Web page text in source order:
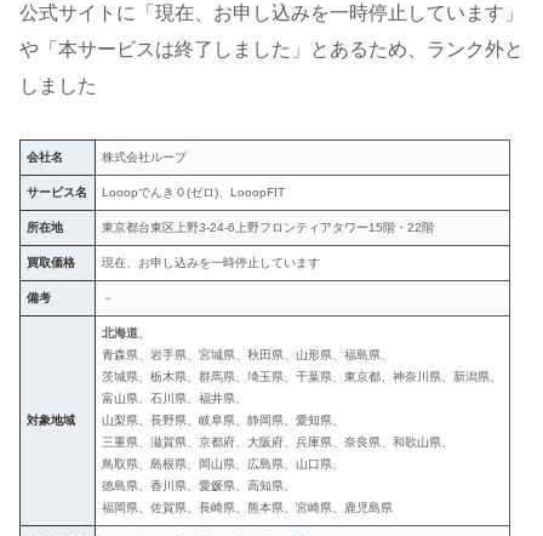
公式サイトに「現在、お申し込みを一時停止しています」
や「本サービスは終了しました」とあるため、ランク外と
しました
会社名 株式会社ループ
サービス名 Looopでんき０(ゼロ)、LooopFIT
所在地 東京都台東区上野3-24-6上野フロンティアタワー15階・22階
買取価格 現在、お申し込みを一時停止しています
備考 －
対象地域
北海道
青森県、岩手県、宮城県、秋田県、山形県、福島県、
茨城県、栃木県、群馬県、埼玉県、千葉県、東京都、神奈川県、新潟県、
富山県、石川県、福井県、
山梨県、長野県、岐阜県、静岡県、愛知県、
三重県、滋賀県、京都府、大阪府、兵庫県、奈良県、和歌山県、
鳥取県、島根県、岡山県、広島県、山口県、
徳島県、香川県、愛媛県、高知県、
福岡県、佐賀県、長崎県、熊本県、宮崎県、鹿児島県